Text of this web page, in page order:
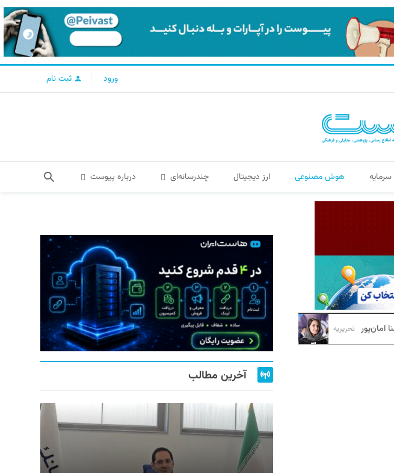
ورود ثبت نام
سرمایه هوش مصنوعی ارز دیجیتال چندرسانه‌ای درباره پیوست
امان‌پور تحریریه
آخرین مطالب